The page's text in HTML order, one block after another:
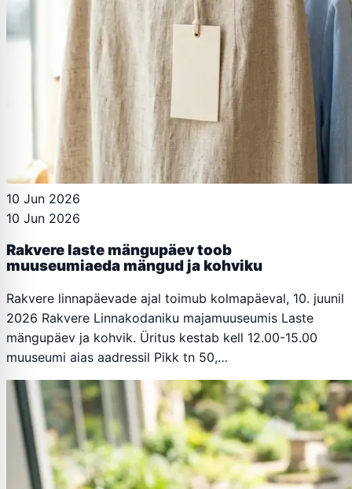
10 Jun 2026
10 Jun 2026
Rakvere laste mängupäev toob
muuseumiaeda mängud ja kohviku
Rakvere linnapäevade ajal toimub kolmapäeval, 10. juunil
2026 Rakvere Linnakodaniku majamuuseumis Laste
mängupäev ja kohvik. Üritus kestab kell 12.00-15.00
muuseumi aias aadressil Pikk tn 50,…